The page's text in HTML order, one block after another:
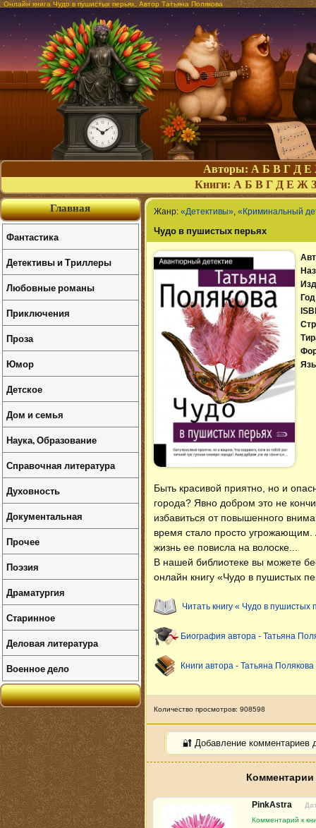
Онлайн книга Чудо в пушистых перьях. Автор Татьяна Полякова
Авторы: А Б В Г Д Е
Книги: А Б В Г Д Е Ж З
Жанр: «Детективы», «Криминальный
Чудо в пушистых перьях
Быть красивой приятно, но и
города? Явно добром это не
избавиться от повышенного
время стало просто угрожающим.
жизнь ее повисла на волоске...
В нашей библиотеке вы можете
онлайн книгу «Чудо в пушистых
Читать книгу « Чудо в пушистых
Биография автора - Татьяна
Книги автора - Татьяна Полякова
Количество просмотров: 908598
🔐 Добавление комментариев
PinkAstra
Комментарий к
Главная
Фантастика
Детективы и Триллеры
Любовные романы
Приключения
Проза
Юмор
Детское
Дом и семья
Наука, Образование
Справочная литература
Духовность
Документальная
Прочее
Поэзия
Драматургия
Старинное
Деловая литература
Военное дело